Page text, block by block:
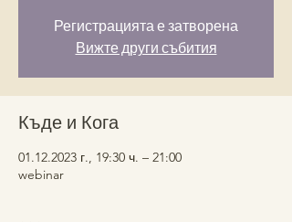
Регистрацията е затворена
Вижте други събития
Къде и Кога
01.12.2023 г., 19:30 ч. – 21:00
webinar